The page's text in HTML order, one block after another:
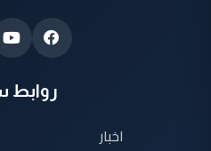
روابط
اخبار